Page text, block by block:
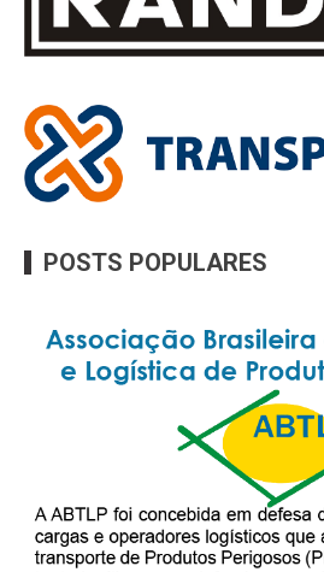
POSTS POPULARES